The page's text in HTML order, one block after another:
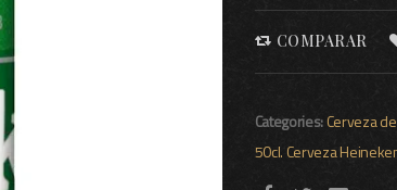
COMPARAR
Categories:Cerveza
50cl. Cerveza